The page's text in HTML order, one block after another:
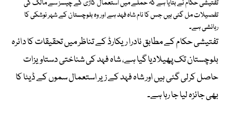
تفتیشی حکام نے بتایا ہے کہ حملے میں استعمال گاڑی کے چیسز سے مالک کی
تفصیلات مل گئی ہیں جس کا نام شاہ فہد ہے اور وہ بلوچستان کے شہر نوشکی کا
رہائشی ہے۔
تفتیشی حکام کے مطابق نادرا ریکارڈ کے تناظر میں تحقیقات کا دائرہ
بلوچستان تک پھیلادیا گیا ہے، شاہ فہد کی شناختی دستاویزات
حاصل کرلی گئی ہیں اور شاہ فہد کے زیر استعمال سموں کے ڈیٹا کا
بھی جائزہ لیا جا رہا ہے۔